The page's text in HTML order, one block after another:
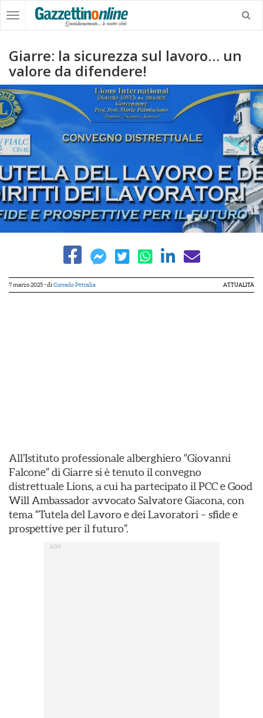
Giarre: la sicurezza sul lavoro… un
valore da difendere!
7 marzo 2025- di Corrado Petralia ATTUALITÀ
All’Istituto professionale alberghiero “Giovanni
Falcone” di Giarre si è tenuto il convegno
distrettuale Lions, a cui ha partecipato il PCC e Good
Will Ambassador avvocato Salvatore Giacona, con
tema “Tutela del Lavoro e dei Lavoratori – sfide e
prospettive per il futuro”.